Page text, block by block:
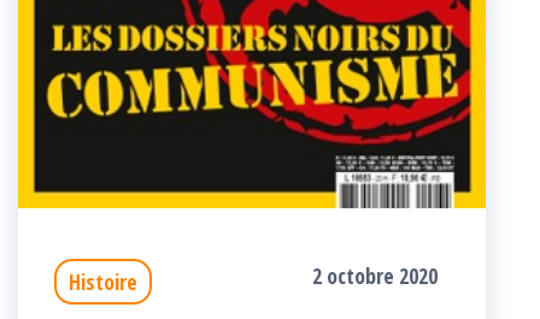
Histoire 2 octobre 2020